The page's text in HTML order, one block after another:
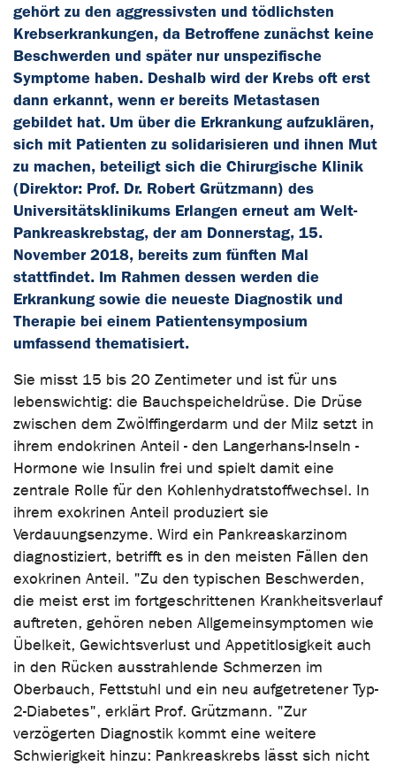
gehört zu den aggressivsten und tödlichsten
Krebserkrankungen, da Betroffene zunächst keine
Beschwerden und später nur unspezifische
Symptome haben. Deshalb wird der Krebs oft erst
dann erkannt, wenn er bereits Metastasen
gebildet hat. Um über die Erkrankung aufzuklären,
sich mit Patienten zu solidarisieren und ihnen Mut
zu machen, beteiligt sich die Chirurgische Klinik
(Direktor: Prof. Dr. Robert Grützmann) des
Universitätsklinikums Erlangen erneut am Welt-
Pankreaskrebstag, der am Donnerstag, 15.
November 2018, bereits zum fünften Mal
stattfindet. Im Rahmen dessen werden die
Erkrankung sowie die neueste Diagnostik und
Therapie bei einem Patientensymposium
umfassend thematisiert.
Sie misst 15 bis 20 Zentimeter und ist für uns
lebenswichtig: die Bauchspeicheldrüse. Die Drüse
zwischen dem Zwölffingerdarm und der Milz setzt in
ihrem endokrinen Anteil - den Langerhans-Inseln -
Hormone wie Insulin frei und spielt damit eine
zentrale Rolle für den Kohlenhydratstoffwechsel. In
ihrem exokrinen Anteil produziert sie
Verdauungsenzyme. Wird ein Pankreaskarzinom
diagnostiziert, betrifft es in den meisten Fällen den
exokrinen Anteil. "Zu den typischen Beschwerden,
die meist erst im fortgeschrittenen Krankheitsverlauf
auftreten, gehören neben Allgemeinsymptomen wie
Übelkeit, Gewichtsverlust und Appetitlosigkeit auch
in den Rücken ausstrahlende Schmerzen im
Oberbauch, Fettstuhl und ein neu aufgetretener Typ-
2-Diabetes", erklärt Prof. Grützmann. "Zur
verzögerten Diagnostik kommt eine weitere
Schwierigkeit hinzu: Pankreaskrebs lässt sich nicht